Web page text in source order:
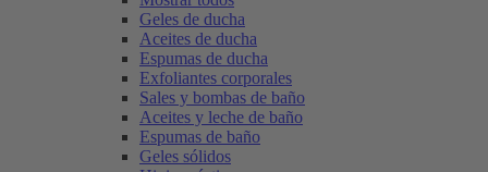
Geles de ducha
Aceites de ducha
Espumas de ducha
Exfoliantes corporales
Sales y bombas de baño
Aceites y leche de baño
Espumas de baño
Geles sólidos